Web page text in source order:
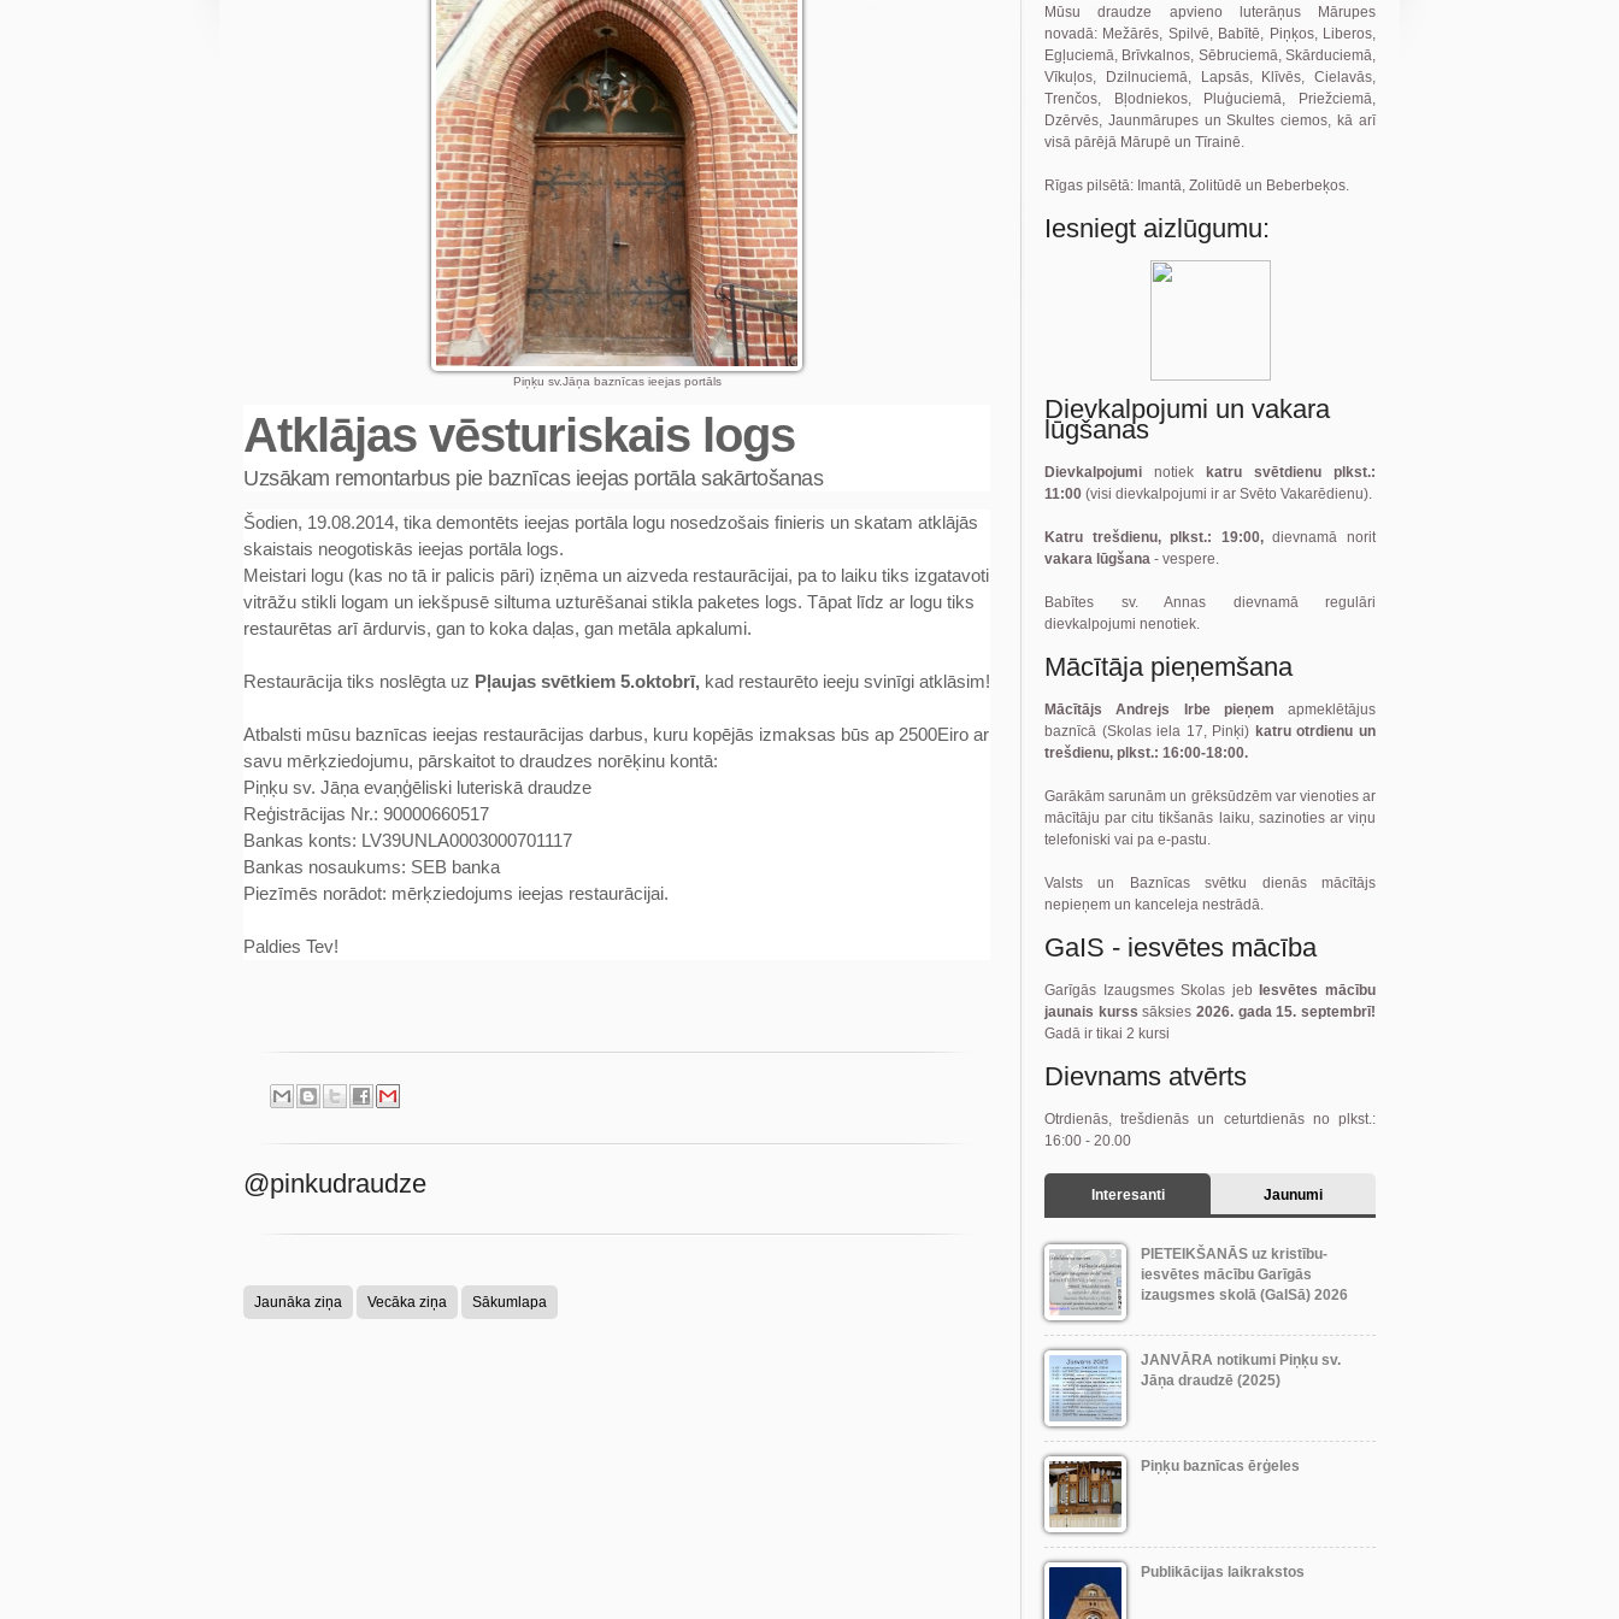
Piņķu sv.Jāņa baznīcas ieejas portāls
Atklājas vēsturiskais logs
Uzsākam remontarbus pie baznīcas ieejas portāla sakārtošanas
Šodien, 19.08.2014, tika demontēts ieejas portāla logu nosedzošais finieris un skatam atklājās
skaistais neogotiskās ieejas portāla logs.
Meistari logu (kas no tā ir palicis pāri) izņēma un aizveda restaurācijai, pa to laiku tiks izgatavoti
vitrāžu stikli logam un iekšpusē siltuma uzturēšanai stikla paketes logs. Tāpat līdz ar logu tiks
restaurētas arī ārdurvis, gan to koka daļas, gan metāla apkalumi.
Restaurācija tiks noslēgta uz Pļaujas svētkiem 5.oktobrī, kad restaurēto ieeju svinīgi atklāsim!
Atbalsti mūsu baznīcas ieejas restaurācijas darbus, kuru kopējās izmaksas būs ap 2500Eiro ar
savu mērķziedojumu, pārskaitot to draudzes norēķinu kontā:
Piņķu sv. Jāņa evaņģēliski luteriskā draudze
Reģistrācijas Nr.: 90000660517
Bankas konts: LV39UNLA0003000701117
Bankas nosaukums: SEB banka
Piezīmēs norādot: mērķziedojums ieejas restaurācijai.
Paldies Tev!
@pinkudraudze
Jaunāka ziņa Vecāka ziņa Sākumlapa
Mūsu draudze apvieno luterāņus Mārupes
novadā: Mežārēs, Spilvē, Babītē, Piņķos, Liberos,
Egļuciemā, Brīvkalnos, Sēbruciemā, Skārduciemā,
Vīkuļos, Dzilnuciemā, Lapsās, Klīvēs, Cielavās,
Trenčos, Bļodniekos, Pluģuciemā, Priežciemā,
Dzērvēs, Jaunmārupes un Skultes ciemos, kā arī
visā pārējā Mārupē un Tīrainē.
Rīgas pilsētā: Imantā, Zolitūdē un Beberbeķos.
Iesniegt aizlūgumu:
Dievkalpojumi un vakara
lūgšanas
Dievkalpojumi notiek
katru svētdienu plkst.:
11:00 (visi dievkalpojumi ir ar Svēto Vakarēdienu).
Katru trešdienu, plkst.: 19:00,dievnamā norit
vakara lūgšana - vespere.
Babītes sv. Annas dievnamā regulāri
dievkalpojumi nenotiek.
Mācītāja pieņemšana
Mācītājs Andrejs Irbe pieņem apmeklētājus
baznīcā (Skolas iela 17, Pinķi) katru otrdienu un
trešdienu, plkst.: 16:00-18:00.
Garākām sarunām un grēksūdzēm var vienoties ar
mācītāju par citu tikšanās laiku, sazinoties ar viņu
telefoniski vai pa e-pastu.
Valsts un Baznīcas svētku dienās mācītājs
nepieņem un kanceleja nestrādā.
GaIS - iesvētes mācība
Garīgās Izaugsmes Skolas jeb
Iesvētes mācību
jaunais kurss sāksies2026. gada 15. septembrī!
Gadā ir tikai 2 kursi
Dievnams atvērts
Otrdienās, trešdienās un ceturtdienās no plkst.:
16:00 - 20.00
Interesanti Jaunumi
PIETEIKŠANĀS uz kristību-
iesvētes mācību Garīgās
izaugsmes skolā (GaISā) 2026
JANVĀRA notikumi Piņķu sv.
Jāņa draudzē (2025)
Piņķu baznīcas ērģeles
Publikācijas laikrakstos